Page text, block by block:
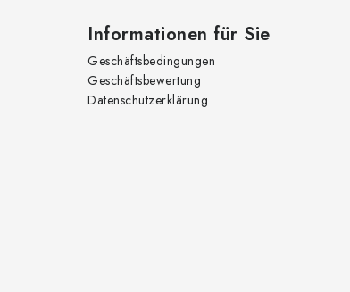
Informationen für Sie
Geschäftsbedingungen
Geschäftsbewertung
Datenschutzerklärung